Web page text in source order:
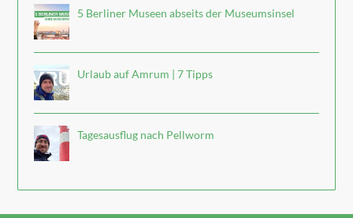
5 Berliner Museen abseits der Museumsinsel
Urlaub auf Amrum | 7 Tipps
Tagesausflug nach Pellworm